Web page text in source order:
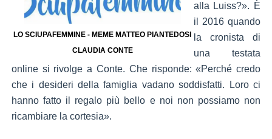
LO SCIUPAFEMMINE - MEME MATTEO PIANTEDOSI
CLAUDIA CONTE
alla Luiss?». È
il 2016 quando
la cronista di
una testata
online si rivolge a Conte. Che risponde: «Perché credo
che i desideri della famiglia vadano soddisfatti. Loro ci
hanno fatto il regalo più bello e noi non possiamo non
ricambiare la cortesia».